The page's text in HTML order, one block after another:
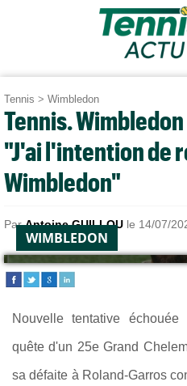
Tennis > Wimbledon
Tennis.
"J'ai l'intention de
Wimbledon"
ParAntoine GUILLOU le 14/07/
WIMBLEDON
Nouvelle tentative échouée
quête d'un 25e Grand
sa défaite à Roland-Garros